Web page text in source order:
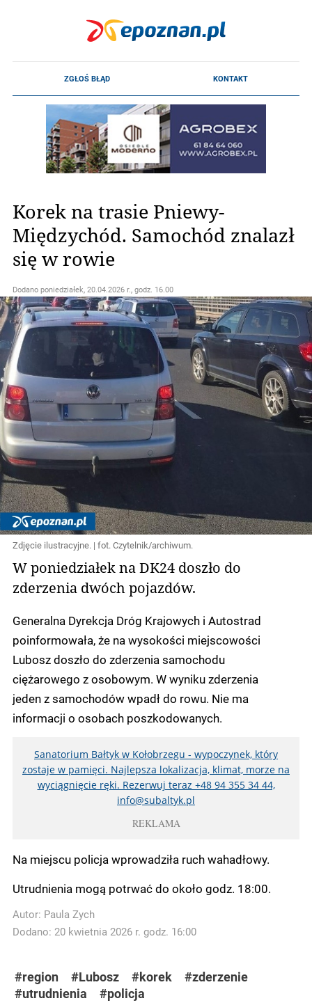
Korek na trasie Pniewy-
Międzychód. Samochód znalazł
się w rowie
Dodano poniedziałek, 20.04.2026 r., godz. 16.00
Zdjęcie ilustracyjne. | fot. Czytelnik/archiwum.
W poniedziałek na DK24 doszło do
zderzenia dwóch pojazdów.
Generalna Dyrekcja Dróg Krajowych i Autostrad
poinformowała, że na wysokości miejscowości
Lubosz doszło do zderzenia samochodu
ciężarowego z osobowym. W wyniku zderzenia
jeden z samochodów wpadł do rowu. Nie ma
informacji o osobach poszkodowanych.
Sanatorium Bałtyk w Kołobrzegu - wypoczynek, który
zostaje w pamięci. Najlepsza lokalizacja, klimat, morze na
wyciągnięcie ręki. Rezerwuj teraz +48 94 355 34 44,
info@subaltyk.pl
REKLAMA
Na miejscu policja wprowadziła ruch wahadłowy.
Utrudnienia mogą potrwać do około godz. 18:00.
Autor: Paula Zych
Dodano: 20 kwietnia 2026 r. godz. 16:00
#region #Lubosz #korek
#zderzenie
#utrudnienia
#policja